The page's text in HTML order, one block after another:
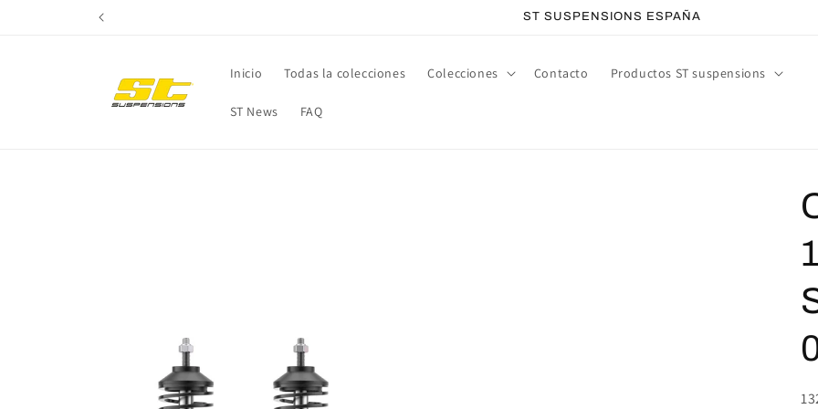
ST SUSPENSIONS ESPAÑA
Inicio Todas la colecciones Colecciones Contacto Productos ST suspensions
ST News FAQ